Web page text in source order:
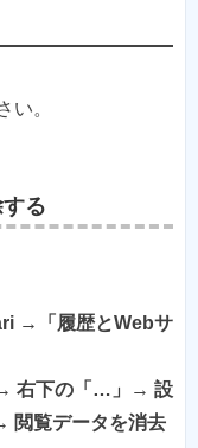
い。
る
→「履歴とWebサ
→ 右下の「…」→ 設
閲覧データを消去